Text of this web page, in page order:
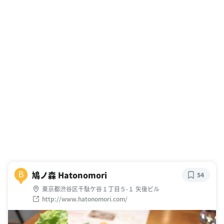
B 鳩ノ森 Hatonomori
東京都渋谷区千駄ケ谷１丁目５-１ 矢後ビル
http://www.hatonomori.com/
54